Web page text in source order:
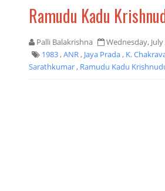
Ramudu Kadu
Palli Balakrishna
Wednesday, July
1983,ANR, Jaya Prada, K.
Sarathkumar, Ramudu Kadu